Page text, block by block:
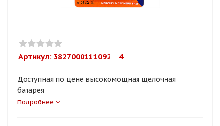
Артикул: 3827000111092    4
Доступная по цене высокомощная щелочная
батарея
Подробнее